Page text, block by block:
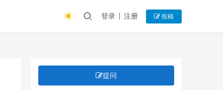
登录 注册 投稿
提问